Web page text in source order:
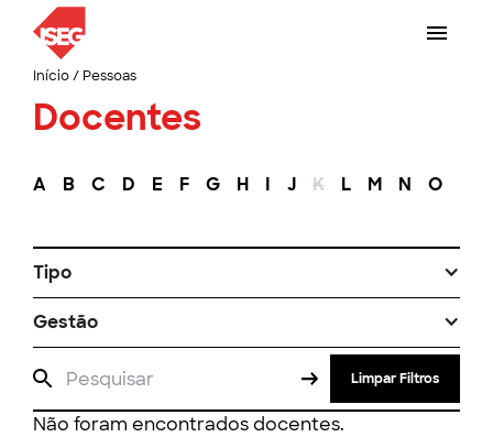
Início/ Pessoas
Docentes
A B C D E F G H I J K L M N O
Tipo
Gestão
Limpar Filtros
Não foram encontrados docentes.